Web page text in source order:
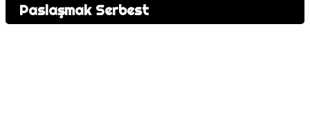
Paslaşmak Serbest